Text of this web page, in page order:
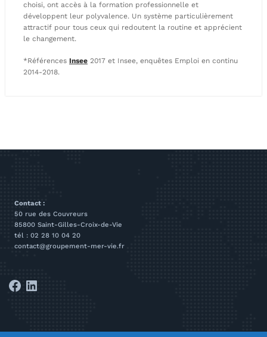
choisi, ont accès à la formation professionnelle et
développent leur polyvalence. Un système particulièrement
attractif pour tous ceux qui redoutent la routine et apprécient
le changement.
*Références Insee 2017 et Insee, enquêtes Emploi en continu
2014-2018.
Contact :
50 rue des Couvreurs
85800 Saint-Gilles-Croix-de-Vie
tél : 02 28 10 04 20
contact@groupement-mer-vie.fr
Facebook
LinkedIn